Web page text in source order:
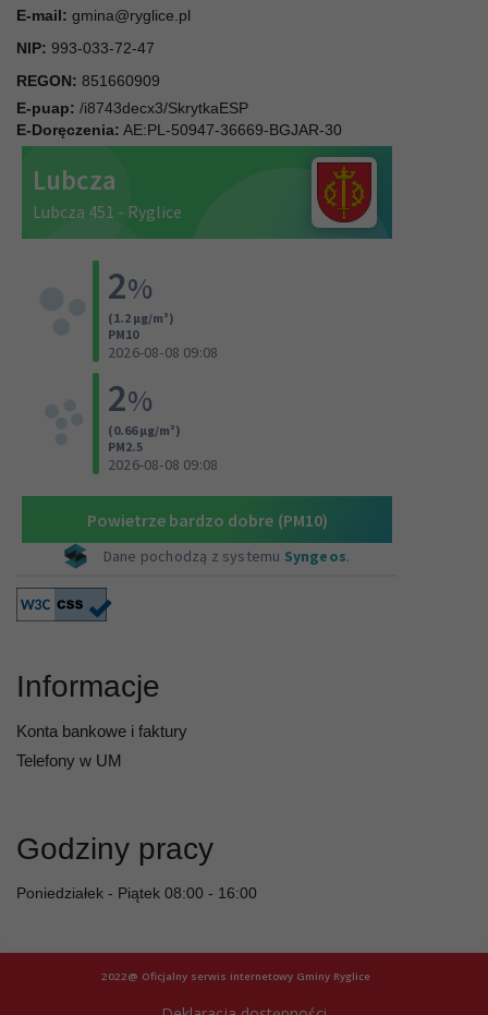
E-mail: gmina@ryglice.pl
NIP: 993-033-72-47
REGON: 851660909
E-puap: /i8743decx3/SkrytkaESP
E-Doręczenia: AE:PL-50947-36669-BGJAR-30
Informacje
Konta bankowe i faktury
Telefony w UM
Godziny pracy
Poniedziałek - Piątek 08:00 - 16:00
2022@ Oficjalny serwis internetowy Gminy Ryglice